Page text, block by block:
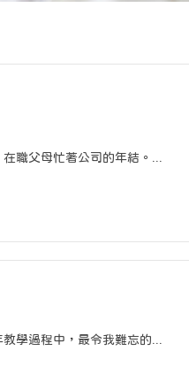
職父母忙著公司的年結。...
學過程中，最令我難忘的...